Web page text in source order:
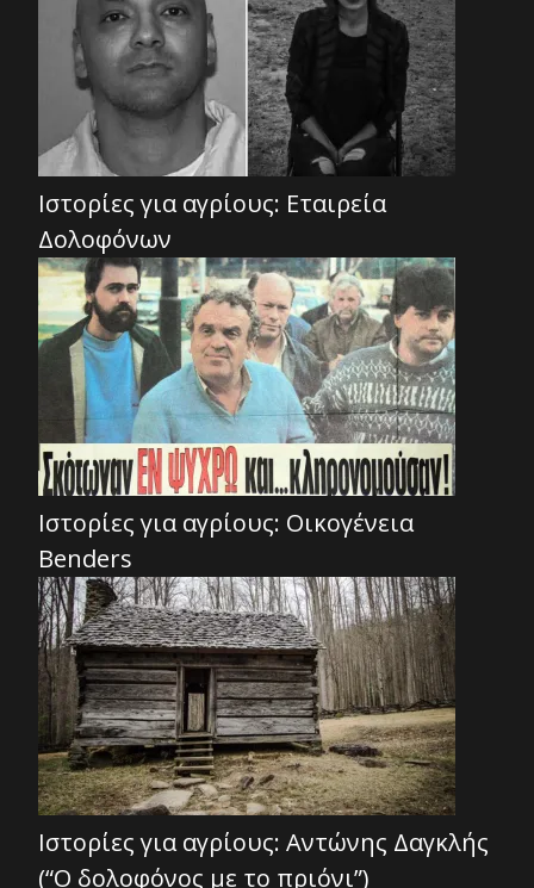
Ιστορίες για αγρίους: Εταιρεία
Δολοφόνων
Ιστορίες για αγρίους: Οικογένεια
Benders
Ιστορίες για αγρίους: Αντώνης Δαγκλής
(“Ο δολοφόνος με το πριόνι”)